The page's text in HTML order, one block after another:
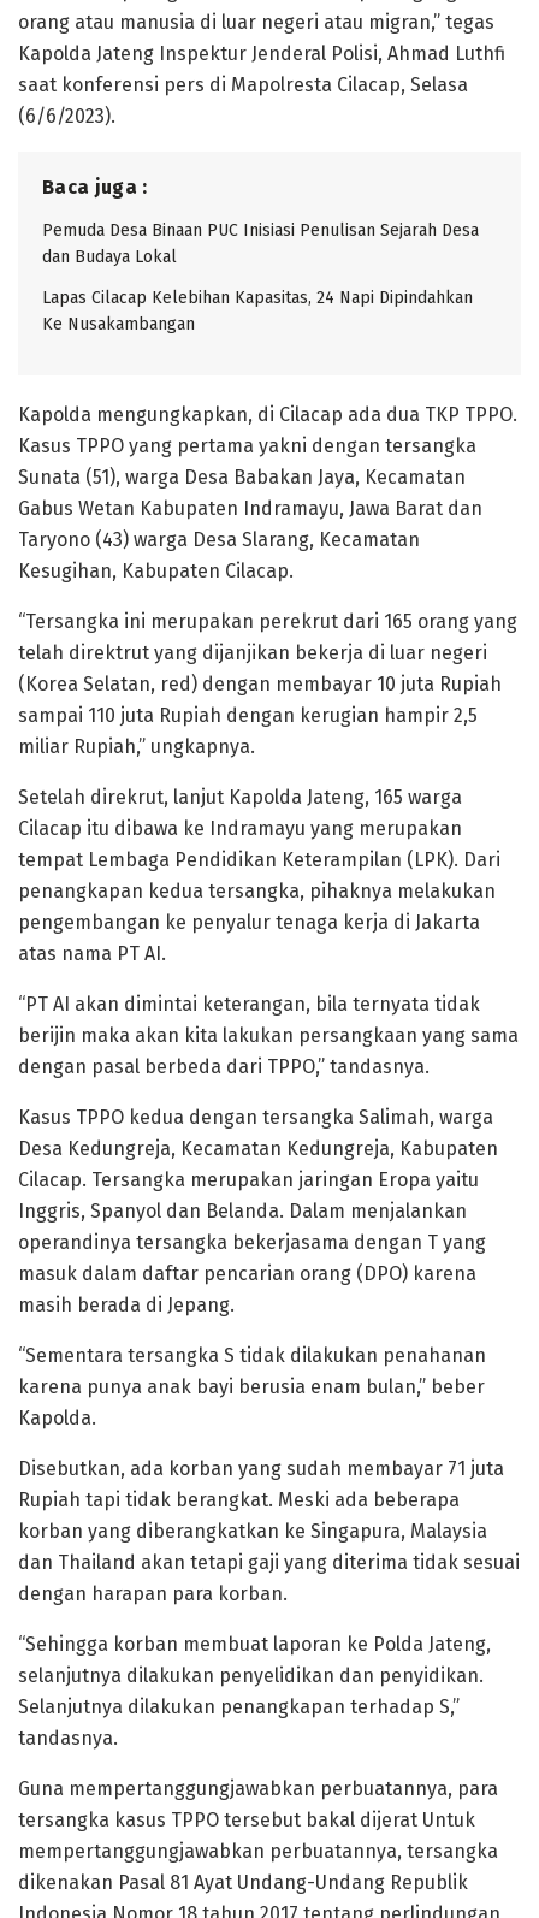
orang atau manusia di luar negeri atau migran,” tegas
Kapolda Jateng Inspektur Jenderal Polisi, Ahmad Luthfi
saat konferensi pers di Mapolresta Cilacap, Selasa
(6/6/2023).
Baca juga :
Pemuda Desa Binaan PUC Inisiasi Penulisan Sejarah Desa
dan Budaya Lokal
Lapas Cilacap Kelebihan Kapasitas, 24 Napi Dipindahkan
Ke Nusakambangan
Kapolda mengungkapkan, di Cilacap ada dua TKP TPPO.
Kasus TPPO yang pertama yakni dengan tersangka
Sunata (51), warga Desa Babakan Jaya, Kecamatan
Gabus Wetan Kabupaten Indramayu, Jawa Barat dan
Taryono (43) warga Desa Slarang, Kecamatan
Kesugihan, Kabupaten Cilacap.
“Tersangka ini merupakan perekrut dari 165 orang yang
telah direktrut yang dijanjikan bekerja di luar negeri
(Korea Selatan, red) dengan membayar 10 juta Rupiah
sampai 110 juta Rupiah dengan kerugian hampir 2,5
miliar Rupiah,” ungkapnya.
Setelah direkrut, lanjut Kapolda Jateng, 165 warga
Cilacap itu dibawa ke Indramayu yang merupakan
tempat Lembaga Pendidikan Keterampilan (LPK). Dari
penangkapan kedua tersangka, pihaknya melakukan
pengembangan ke penyalur tenaga kerja di Jakarta
atas nama PT AI.
“PT AI akan dimintai keterangan, bila ternyata tidak
berijin maka akan kita lakukan persangkaan yang sama
dengan pasal berbeda dari TPPO,” tandasnya.
Kasus TPPO kedua dengan tersangka Salimah, warga
Desa Kedungreja, Kecamatan Kedungreja, Kabupaten
Cilacap. Tersangka merupakan jaringan Eropa yaitu
Inggris, Spanyol dan Belanda. Dalam menjalankan
operandinya tersangka bekerjasama dengan T yang
masuk dalam daftar pencarian orang (DPO) karena
masih berada di Jepang.
“Sementara tersangka S tidak dilakukan penahanan
karena punya anak bayi berusia enam bulan,” beber
Kapolda.
Disebutkan, ada korban yang sudah membayar 71 juta
Rupiah tapi tidak berangkat. Meski ada beberapa
korban yang diberangkatkan ke Singapura, Malaysia
dan Thailand akan tetapi gaji yang diterima tidak sesuai
dengan harapan para korban.
“Sehingga korban membuat laporan ke Polda Jateng,
selanjutnya dilakukan penyelidikan dan penyidikan.
Selanjutnya dilakukan penangkapan terhadap S,”
tandasnya.
Guna mempertanggungjawabkan perbuatannya, para
tersangka kasus TPPO tersebut bakal dijerat Untuk
mempertanggungjawabkan perbuatannya, tersangka
dikenakan Pasal 81 Ayat Undang-Undang Republik